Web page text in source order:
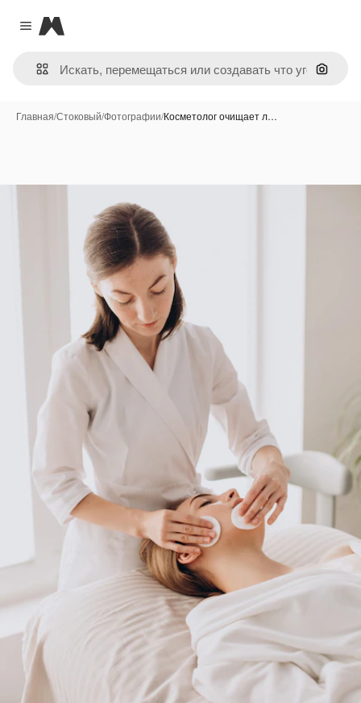
Close menu
Magnific
Поиск
Главная/Стоковый/Фотографии/Косметолог очищает л…